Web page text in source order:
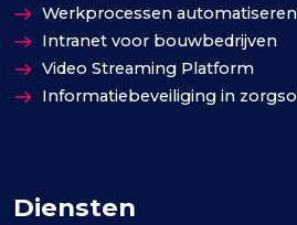
Werkprocessen automatiseren
Intranet voor bouwbedrijven
Video Streaming Platform
Informatiebeveiliging in
Diensten